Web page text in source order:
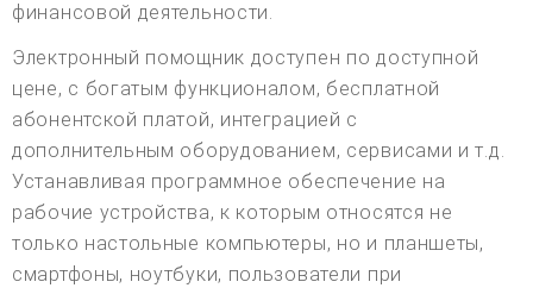
финансовой деятельности.
Электронный помощник доступен по доступной
цене, с богатым функционалом, бесплатной
абонентской платой, интеграцией с
дополнительным оборудованием, сервисами и т.д.
Устанавливая программное обеспечение на
рабочие устройства, к которым относятся не
только настольные компьютеры, но и планшеты,
смартфоны, ноутбуки, пользователи при